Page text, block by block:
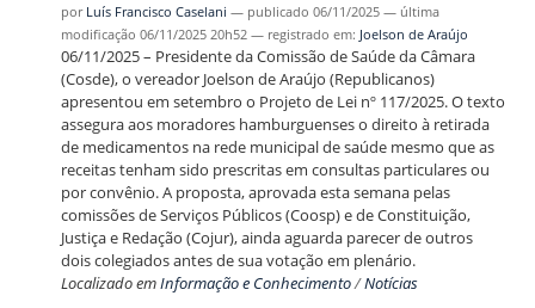
por Luís Francisco Caselani — publicado 06/11/2025 — última
modificação 06/11/2025 20h52 — registrado em: Joelson de Araújo
06/11/2025 – Presidente da Comissão de Saúde da Câmara
(Cosde), o vereador Joelson de Araújo (Republicanos)
apresentou em setembro o Projeto de Lei nº 117/2025. O texto
assegura aos moradores hamburguenses o direito à retirada
de medicamentos na rede municipal de saúde mesmo que as
receitas tenham sido prescritas em consultas particulares ou
por convênio. A proposta, aprovada esta semana pelas
comissões de Serviços Públicos (Coosp) e de Constituição,
Justiça e Redação (Cojur), ainda aguarda parecer de outros
dois colegiados antes de sua votação em plenário.
Localizado emInformação e Conhecimento/Notícias